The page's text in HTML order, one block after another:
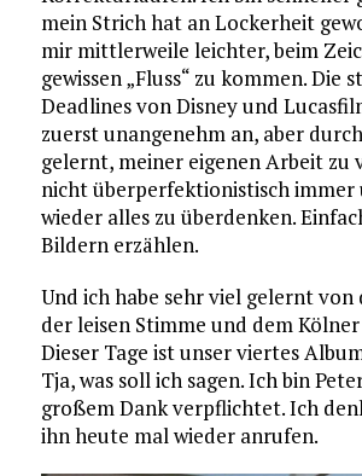
mein Strich hat an Lockerheit
mir mittlerweile leichter, beim
gewissen „Fluss“ zu kommen. Die
Deadlines von Disney und
zuerst unangenehm an, aber
gelernt, meiner eigenen Arbeit zu
nicht überperfektionistisch immer
wieder alles zu überdenken.
Bildern erzählen.
Und ich habe sehr viel gelernt
der leisen Stimme und dem Kölner
Dieser Tage ist unser viertes
Tja, was soll ich sagen. Ich bin
großem Dank verpflichtet. Ich
ihn heute mal wieder anrufen.